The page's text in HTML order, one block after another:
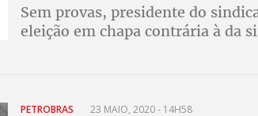
Sem provas, presidente do
eleição em chapa contrária à da
PETROBRAS 23 MAIO, 2020 - 14H58